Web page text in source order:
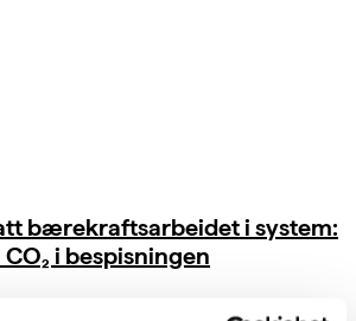
bærekraftsarbeidet i system:
i bespisningen